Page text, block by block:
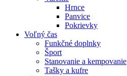
Hrnce
Panvice
Pokrievky
Voľný čas
Funkčné doplnky
Šport
Stanovanie a kempovanie
Tašky a kufre